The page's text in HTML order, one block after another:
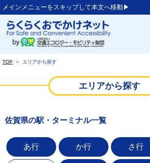
メインメニューをスキップして本文へ移動▶︎
TOP ＞ エリアから探す
エリアから探す
佐賀県の駅・ターミナル一覧
あ行 か行 さ行